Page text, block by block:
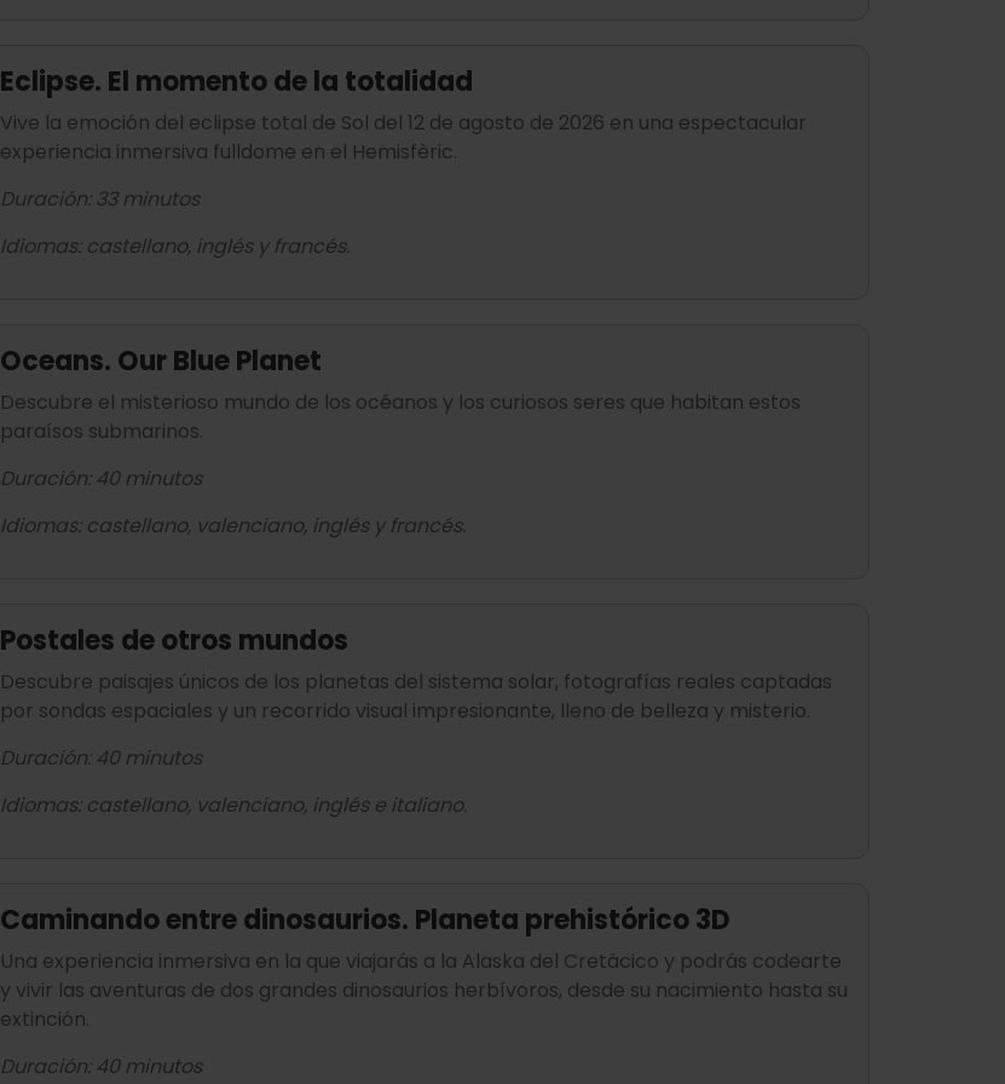
Eclipse. El momento de la totalidad
Vive la emoción del eclipse total de Sol del 12 de agosto de 2026 en una espectacular
experiencia inmersiva fulldome en el Hemisfèric.
Duración: 33 minutos
Idiomas: castellano, inglés y francés.
Oceans. Our Blue Planet
Descubre el misterioso mundo de los océanos y los curiosos seres que habitan estos
paraísos submarinos.
Duración: 40 minutos
Idiomas: castellano, valenciano, inglés y francés.
Postales de otros mundos
Descubre paisajes únicos de los planetas del sistema solar, fotografías reales captadas
por sondas espaciales y un recorrido visual impresionante, lleno de belleza y misterio.
Duración: 40 minutos
Idiomas: castellano, valenciano, inglés e italiano.
Caminando entre dinosaurios. Planeta prehistórico 3D
Una experiencia inmersiva en la que viajarás a la Alaska del Cretácico y podrás codearte
y vivir las aventuras de dos grandes dinosaurios herbívoros, desde su nacimiento hasta su
extinción.
Duración: 40 minutos